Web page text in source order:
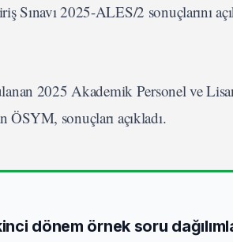
2025-ALES/2 sonuçlarını
2025 Akademik Personel ve
sonuçları açıkladı.
dönem örnek soru